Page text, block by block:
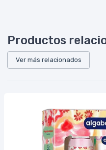
Productos
Ver más relacionados